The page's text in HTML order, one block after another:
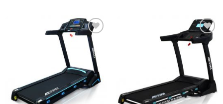
Add to
Wishlist
Add to
Wishlist